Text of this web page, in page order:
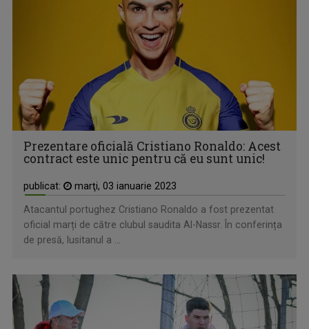
Prezentare oficială Cristiano Ronaldo: Acest
contract este unic pentru că eu sunt unic!
publicat: marţi, 03 ianuarie 2023
Atacantul portughez Cristiano Ronaldo a fost prezentat
oficial marți de către clubul saudita Al-Nassr. În conferința
de presă, lusitanul a ...